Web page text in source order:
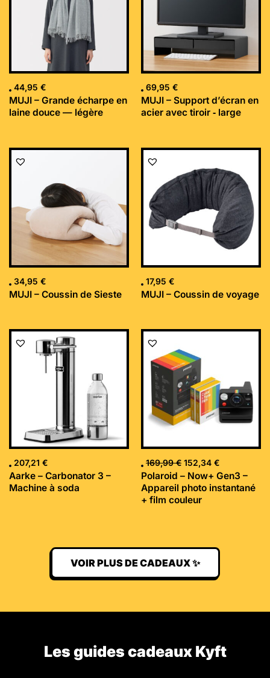
44,95 €
MUJI – Grande écharpe en
laine douce — légère
69,95 €
MUJI – Support d’écran en
acier avec tiroir ‐ large
34,95 €
MUJI – Coussin de Sieste
17,95 €
MUJI – Coussin de voyage
207,21 €
Aarke – Carbonator 3 –
Machine à soda
169,99€
Le
initial
était :
169,99 €.
152,34 €
Le
Polaroid – Now+ Gen3 –
Appareil photo instantané
+ film couleur
VOIR PLUS DE CADEAUX ✨
Les guides cadeaux Kyft​